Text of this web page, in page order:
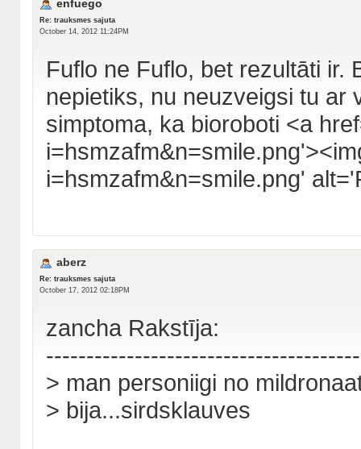
enfuego
Re: trauksmes sajuta
October 14, 2012 11:24PM
Fuflo ne Fuflo, bet rezultāti ir.
nepietiks, nu neuzveigsi tu ar
simptoma, ka bioroboti <a
i=hsmzafm&n=smile.png'
aberz
Re: trauksmes sajuta
October 17, 2012 02:18PM
zancha Rakstīja:
> man personiigi no
> bija...sirdsklauves